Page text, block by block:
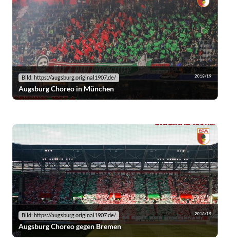
Bild: https://augsburg.original1907.de/ 2018/19
Augsburg Choreo in München
Bild: https://augsburg.original1907.de/ 2018/19
Augsburg Choreo gegen Bremen